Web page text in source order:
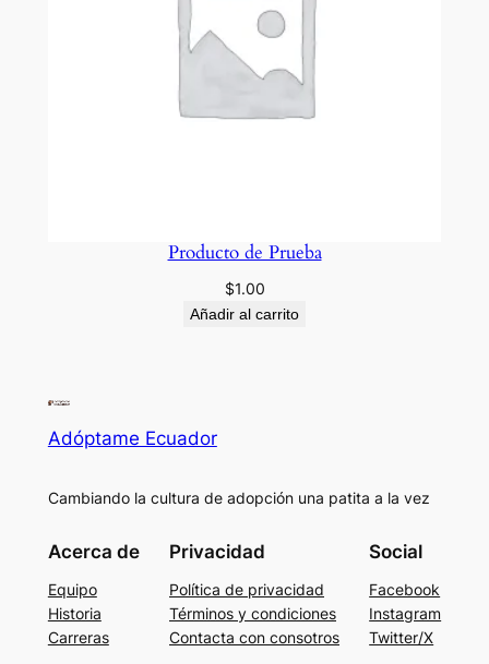
Producto de Prueba
$1.00
Añadir al carrito
Adóptame Ecuador
Cambiando la cultura de adopción una patita a la vez
Acerca de
Equipo
Historia
Carreras
Privacidad
Política de privacidad
Términos y condiciones
Contacta con consotros
Social
Facebook
Instagram
Twitter/X